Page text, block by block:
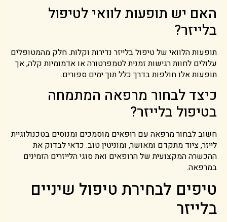
האם יש תופעות לוואי לטיפול
בלייזר?
תופעות הלוואי של טיפול בלייזר נדירות וקלות. חלק מהמטופלים
עלולים לחוות רגישות זמנית לטמפרטורה או אדמומיות קלה, אך
תופעות אלו חולפות בדרך כלל תוך ימים ספורים.
כיצד לבחור מרפאה המתמחה
בטיפול בלייזר?
חשוב לבחור מרפאה עם רופאים מוסמכים ומנוסים בטכנולוגיית
לייזר, ציוד מתקדם ומאושר, ומוניטין טוב. כדאי לבדוק את
ההכשרה המקצועית של הרופאים ואת סוגי הלייזרים הזמינים
במרפאה.
טיפים לבחירת טיפול שיניים
בלייזר